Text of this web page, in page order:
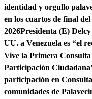
identidad y orgullo
en los cuartos de final
2026Presidenta (E)
UU. a Venezuela es “el
Vive la Primera
Participación Ciudadana
participación en
comunidades de